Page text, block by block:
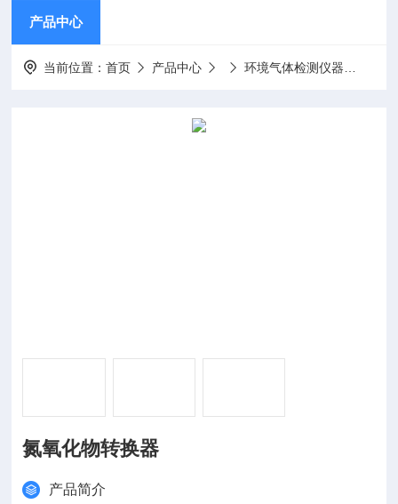
产品中心
当前位置：首页 产品中心 环境气体检测仪器
氮氧化物转换器
产品简介